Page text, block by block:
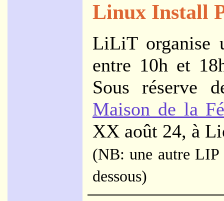
Linux Install
LiLiT organise
entre 10h et
Sous réserve
Maison de la
XX août 24, à
(NB: une autre
dessous)